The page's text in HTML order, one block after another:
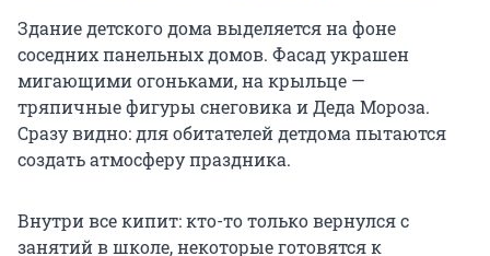
Здание детского дома выделяется на фоне
соседних панельных домов. Фасад украшен
мигающими огоньками, на крыльце —
тряпичные фигуры снеговика и Деда Мороза.
Сразу видно: для обитателей детдома пытаются
создать атмосферу праздника.
Внутри все кипит: кто-то только вернулся с
занятий в школе, некоторые готовятся к